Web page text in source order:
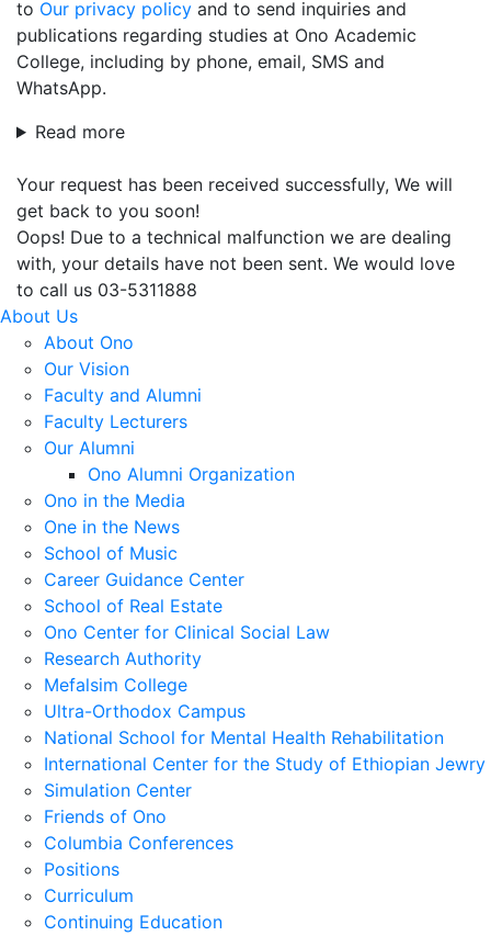
to Our privacy policy and to send inquiries and
publications regarding studies at Ono Academic
College, including by phone, email, SMS and
WhatsApp.
Read more
Your request has been received successfully, We will
get back to you soon!
Oops! Due to a technical malfunction we are dealing
with, your details have not been sent. We would love
to call us 03-5311888
About Us
About Ono
Our Vision
Faculty and Alumni
Faculty Lecturers
Our Alumni
Ono Alumni Organization
Ono in the Media
One in the News
School of Music
Career Guidance Center
School of Real Estate
Ono Center for Clinical Social Law
Research Authority
Mefalsim College
Ultra-Orthodox Campus
National School for Mental Health Rehabilitation
International Center for the Study of Ethiopian Jewry
Simulation Center
Friends of Ono
Columbia Conferences
Positions
Curriculum
Continuing Education